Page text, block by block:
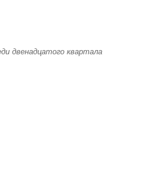
двенадцатого квартала